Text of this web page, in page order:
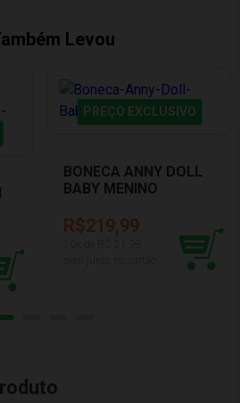
Levou
PREÇO EXCLUSIVO
BONECA ANNY DOLL
BABY MENINO
R$219,99